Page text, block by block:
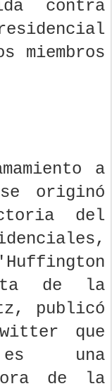
contra
a
originó
del
de la
publicó
que
una
de la